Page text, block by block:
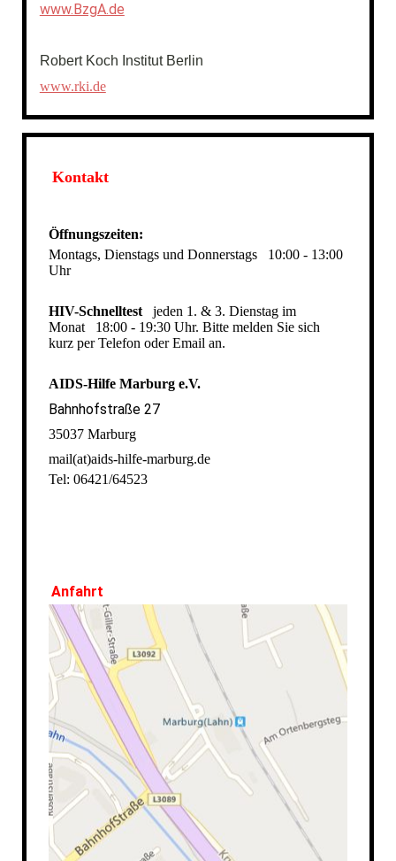
www.BzgA.de
Robert Koch Institut Berlin
www.rki.de
Kontakt
Öffnungszeiten:
Montags, Dienstags und Donnerstags
10:00 - 13:00
Uhr
HIV-Schnelltest
jeden 1. & 3. Dienstag im
Monat
18:00 - 19:30 Uhr. Bitte melden Sie sich
kurz per Telefon oder Email an.
AIDS-Hilfe Marburg e.V.
Bahnhofstraße 27
35037 Marburg
mail(at)aids-hilfe-marburg.de
Tel: 06421/64523
Anfahrt